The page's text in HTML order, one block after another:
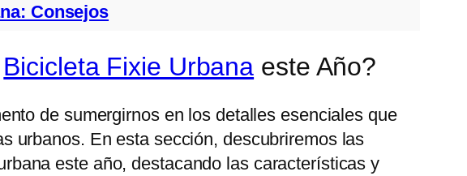
Consejos
Bicicleta Fixie Urbana este Año?
de sumergirnos en los detalles esenciales que
urbanos. En esta sección, descubriremos las
este año, destacando las características y